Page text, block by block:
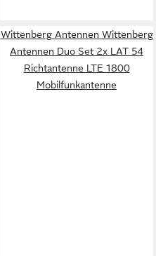
Wittenberg Antennen Wittenberg
Antennen Duo Set 2x LAT 54
Richtantenne LTE 1800
Mobilfunkantenne